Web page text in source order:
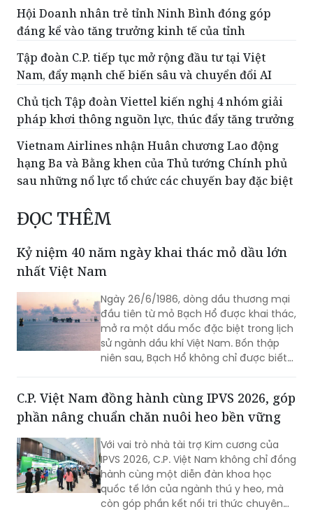
Thông tin điện tử hợp tác phát triển nguồn nhân
lực số
Hội Doanh nhân trẻ tỉnh Ninh Bình đóng góp
đáng kể vào tăng trưởng kinh tế của tỉnh
Tập đoàn C.P. tiếp tục mở rộng đầu tư tại Việt
Nam, đẩy mạnh chế biến sâu và chuyển đổi AI
Chủ tịch Tập đoàn Viettel kiến nghị 4 nhóm giải
pháp khơi thông nguồn lực, thúc đẩy tăng trưởng
hạng Ba và Bằng khen của Thủ tướng Chính phủ
sau những nổ lực tổ chức các chuyến bay đặc biệt
ĐỌC THÊM
Kỷ niệm 40 năm ngày khai thác mỏ dầu lớn
nhất Việt Nam
Ngày 26/6/1986, dòng dầu thương mại
đầu tiên từ mỏ Bạch Hổ được khai thác,
sử ngành dầu khí Việt Nam. Bốn thập
niên sau, Bạch Hổ không chỉ được biết
đến là mỏ dầu lớn nhất cả nước, mà
chiến lược, năng lực khoa học - công
nghệ và khát vọng làm chủ biển của
người Việt Nam.
C.P. Việt Nam đồng hành cùng IPVS 2026, góp
phần nâng chuẩn chăn nuôi heo bền vững
Với vai trò nhà tài trợ Kim cương của
IPVS 2026, C.P. Việt Nam không chỉ đồng